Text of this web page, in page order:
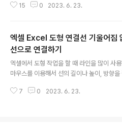
이지에 넣는 방법을 알아보겠습니다. 불필요
기” 를 통해서 인쇄를 했을 때 어떻게 페이지
미리 살펴 봅니다. 보기 탭 > 페이지 나누기 미
메뉴를 클릭합니다. ▼ 그림처럼 현재 시트
이지로 나눠서 출력을 하게 됩니다. 이것을 한
나의 열에 맞추는 방법을 알아보겠습니다. ◎
조절하기 ▼ 첫 번째는 셀의 크기를 조절해서
15 0 2023. 6. 23.
엑셀 Excel 도형 연결선 기울어짐
선으로 연결하기
엑셀에서 도형 작업을 할 때 라인을 많이 사
마우스를 이용해서 선의 길이나 높이, 방향을
않습니다. 눈으로 보기에는 직선인 것 같은데
7 0 2023. 6. 23.